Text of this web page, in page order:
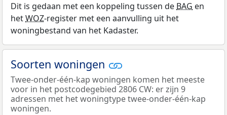
Dit is gedaan met een koppeling tussen de BAG en
hetWOZ-register met een aanvulling uit het
woningbestand van het Kadaster.
Soorten woningen
Twee-onder-één-kap woningen komen het meeste
voor in het postcodegebied 2806 CW: er zijn 9
adressen met het woningtype twee-onder-één-kap
woningen.